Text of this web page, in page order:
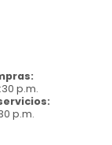
p.m.
p.m.